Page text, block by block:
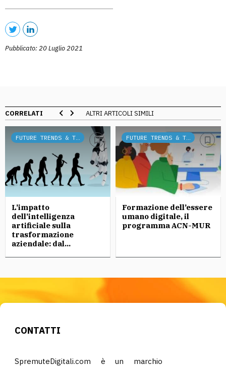
Pubblicato: 20 Luglio 2021
CORRELATI ALTRI ARTICOLI SIMILI
FUTURE TRENDS & TECH
L’impatto
dell’intelligenza
artificiale sulla
trasformazione
aziendale: dal...
FUTURE TRENDS & TECH
Formazione dell’essere
umano digitale, il
programma ACN-MUR
CONTATTI
SpremuteDigitali.com è un marchio